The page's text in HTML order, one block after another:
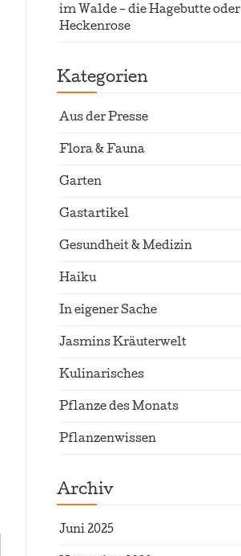
im Walde – die Hagebutte oder
Heckenrose
Kategorien
Aus der Presse
Flora & Fauna
Garten
Gastartikel
Gesundheit & Medizin
Haiku
In eigener Sache
Jasmins Kräuterwelt
Kulinarisches
Pflanze des Monats
Pflanzenwissen
Archiv
Juni 2025